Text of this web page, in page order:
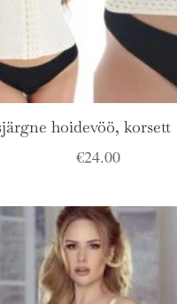
hoidevöö, korsett
€24.00